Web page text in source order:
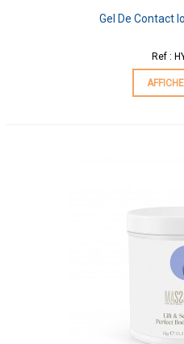
Gel De Contact
Ref :